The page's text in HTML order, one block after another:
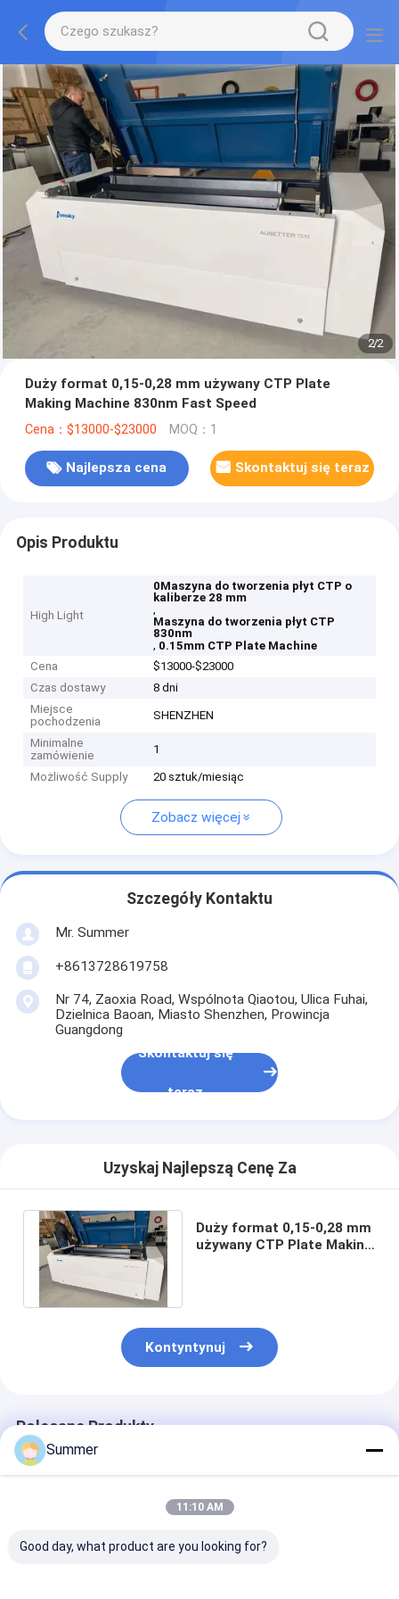
2/2
Duży format 0,15-0,28 mm używany CTP Plate
Making Machine 830nm Fast Speed
Cena：$13000-$23000 MOQ：1
Najlepsza cena Skontaktuj się teraz
Opis Produktu
High Light
0Maszyna do tworzenia płyt CTP o
kaliberze 28 mm
,
Maszyna do tworzenia płyt CTP
830nm
, 0.15mm CTP Plate Machine
Cena
$13000-$23000
Czas dostawy
8 dni
Miejsce
pochodzenia
SHENZHEN
Minimalne
zamówienie
1
Możliwość Supply 20 sztuk/miesiąc
Zobacz więcej
Szczegóły Kontaktu
Mr. Summer
+8613728619758
Nr 74, Zaoxia Road, Wspólnota Qiaotou, Ulica Fuhai,
Dzielnica Baoan, Miasto Shenzhen, Prowincja
Guangdong
Skontaktuj się
teraz
Uzyskaj Najlepszą Cenę Za
Duży format 0,15-0,28 mm
używany CTP Plate Making
Kontyntynuj
Polecane Produkty
Summer
11:10 AM
Good day, what product are you looking for?